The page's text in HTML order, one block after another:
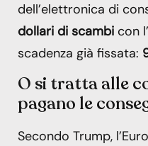
dell’elettronica di
dollari di scambi con
scadenza già fissata:
O si tratta alle
pagano le
Secondo Trump,